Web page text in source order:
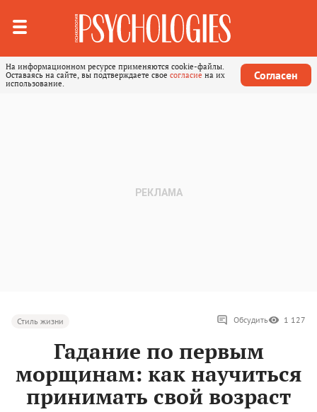
На информационном ресурсе применяются cookie-файлы.
Оставаясь на сайте, вы подтверждаете свое согласие на их
использование.
Согласен
Стиль жизни Обсудить 1 127
Гадание по первым
морщинам: как научиться
принимать свой возраст